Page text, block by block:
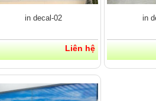
in decal-02
Liên hệ
in